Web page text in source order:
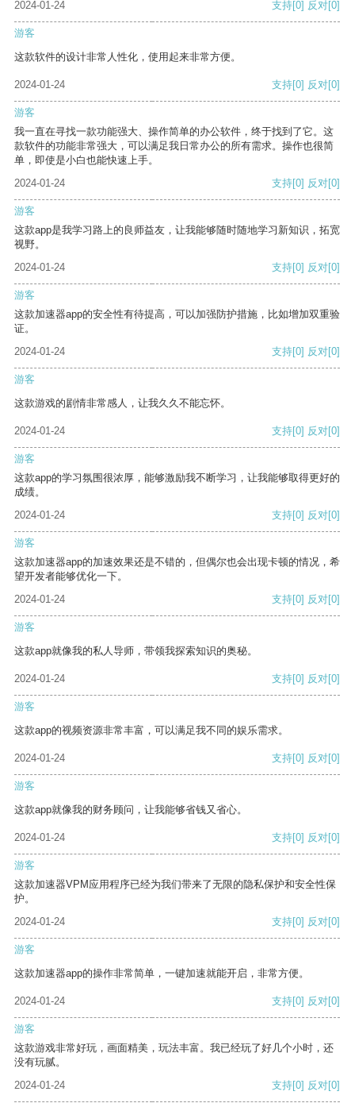
2024-01-24 支持[0] 反对[0]
游客
这款软件的设计非常人性化，使用起来非常方便。
2024-01-24 支持[0] 反对[0]
游客
我一直在寻找一款功能强大、操作简单的办公软件，终于找到了它。这
款软件的功能非常强大，可以满足我日常办公的所有需求。操作也很简
单，即使是小白也能快速上手。
2024-01-24
支持[0] 反对[0]
游客
这款app是我学习路上的良师益友，让我能够随时随地学习新知识，拓宽
视野。
2024-01-24
支持[0] 反对[0]
游客
这款加速器app的安全性有待提高，可以加强防护措施，比如增加双重验
证。
2024-01-24
支持[0] 反对[0]
游客
这款游戏的剧情非常感人，让我久久不能忘怀。
2024-01-24 支持[0] 反对[0]
游客
这款app的学习氛围很浓厚，能够激励我不断学习，让我能够取得更好的
成绩。
2024-01-24
支持[0] 反对[0]
游客
这款加速器app的加速效果还是不错的，但偶尔也会出现卡顿的情况，希
望开发者能够优化一下。
2024-01-24
支持[0] 反对[0]
游客
这款app就像我的私人导师，带领我探索知识的奥秘。
2024-01-24 支持[0] 反对[0]
游客
这款app的视频资源非常丰富，可以满足我不同的娱乐需求。
2024-01-24 支持[0] 反对[0]
游客
这款app就像我的财务顾问，让我能够省钱又省心。
2024-01-24 支持[0] 反对[0]
游客
这款加速器VPM应用程序已经为我们带来了无限的隐私保护和安全性保
护。
2024-01-24
支持[0] 反对[0]
游客
这款加速器app的操作非常简单，一键加速就能开启，非常方便。
2024-01-24 支持[0] 反对[0]
游客
这款游戏非常好玩，画面精美，玩法丰富。我已经玩了好几个小时，还
没有玩腻。
2024-01-24
支持[0] 反对[0]